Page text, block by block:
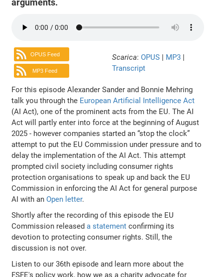
arguments.
OPUS Feed
MP3 Feed
Scarica:OPUS | MP3 |
Transcript
For this episode Alexander Sander and Bonnie Mehring
talk you through the European Artificial Intelligence Act
(AI Act), one of the prominent acts from the EU. The AI
Act will partly enter into force at the beginning of August
2025 - however companies started an “stop the clock”
attempt to put the EU Commission under pressure and to
delay the implementation of the AI Act. This attempt
prompted civil society including consumer rights
protection organisations to speak up and back the EU
Commission in enforcing the AI Act for general purpose
AI with anOpen letter.
Shortly after the recording of this episode the EU
Commission releaseda statement confirming its
devotion to protecting consumer rights. Still, the
discussion is not over.
Listen to our 36th episode and learn more about the
FSFE's policy work, how we as a charity advocate for